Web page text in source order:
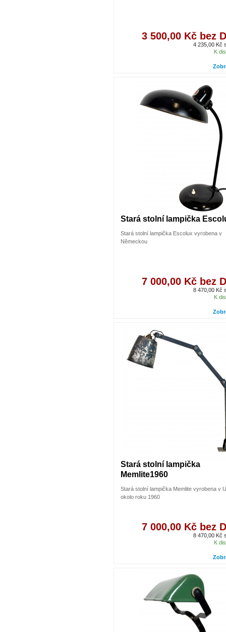
3 500,00 Kč bez
4 235,00 Kč
K
Stará stolní lampička
Stará stolní lampička Escolux vyrobena v
Německou
7 000,00 Kč bez
8 470,00 Kč
K
Stará stolní lampička
Memlite1960
Stará stolní lampička Memlite vyrobena v
okolo roku 1960
7 000,00 Kč bez
8 470,00 Kč
K